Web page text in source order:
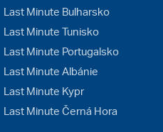
Last Minute Bulharsko
Last Minute Tunisko
Last Minute Portugalsko
Last Minute Albánie
Last Minute Kypr
Last Minute Černá Hora